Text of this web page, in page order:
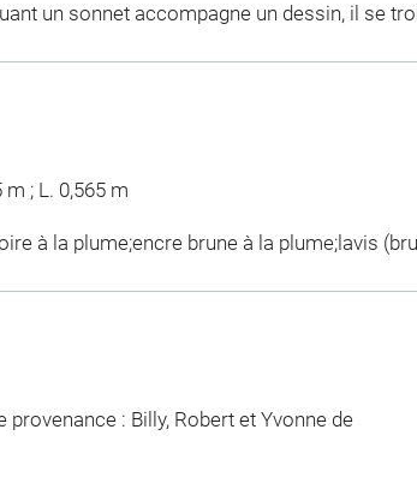
un sonnet accompagne un dessin, il se
m ; L. 0,565 m
à la plume;encre brune à la plume;lavis
provenance : Billy, Robert et Yvonne de